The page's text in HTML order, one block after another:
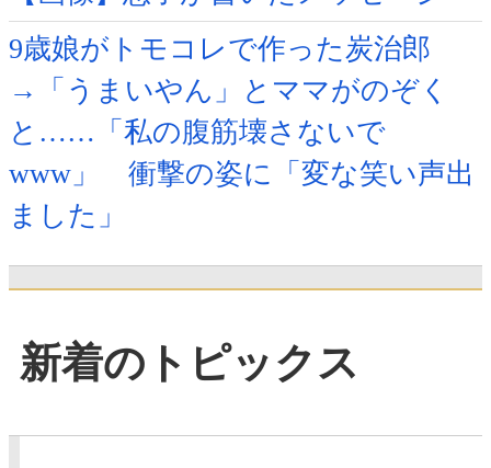
9歳娘がトモコレで作った炭治郎
→「うまいやん」とママがのぞく
と……「私の腹筋壊さないで
www」 衝撃の姿に「変な笑い声出
ました」
新着のトピックス